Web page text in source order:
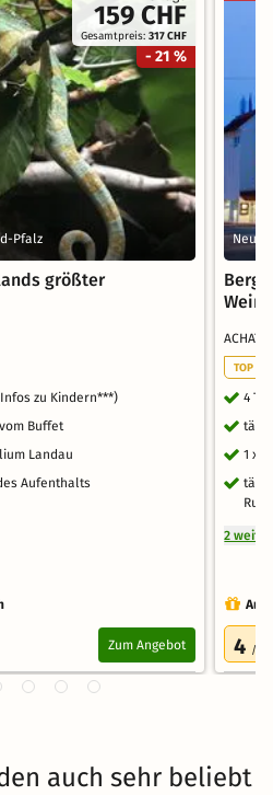
159 CHF
Gesamtpreis:317 CHF
- 21 %
Pfalz
größter
zu Kindern***)
Buffet
Landau
Aufenthalts
Zum Angebot
TOP
4
1 x
2
4 /5.0
auch sehr beliebt